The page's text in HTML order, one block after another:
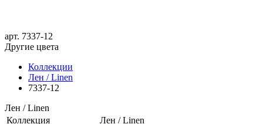
арт. 7337-12
Другие цвета
Коллекции
Лен / Linen
7337-12
Лен / Linen
Коллекция
Лен / Linen